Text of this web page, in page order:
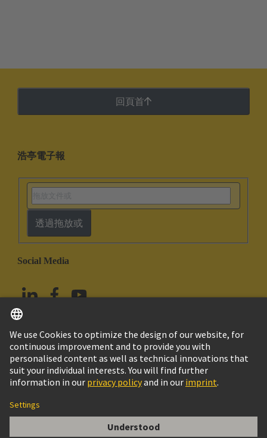
回頁首
浩亭電子報
透過拖放或
Social Media
台灣 繁体中文
© HARTING浩亭技術集團
Cookie政策Terms of Use